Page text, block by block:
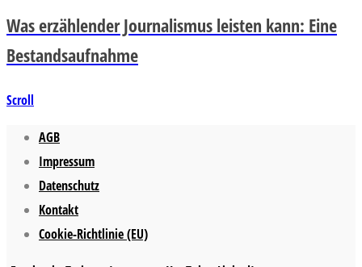
Was erzählender Journalismus leisten kann: Eine
Bestandsaufnahme
Scroll
AGB
Impressum
Datenschutz
Kontakt
Cookie-Richtlinie (EU)